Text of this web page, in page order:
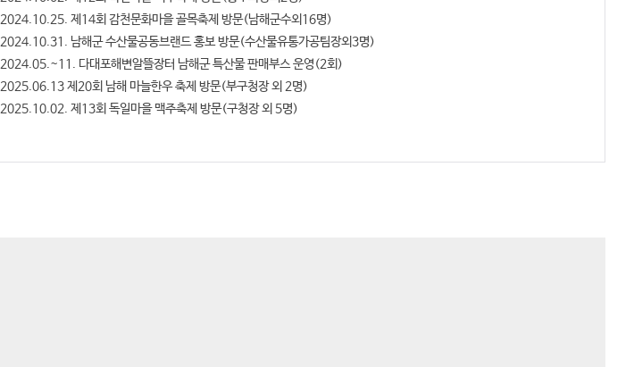
2024.10.25. 제14회 감천문화마을 골목축제 방문(남해군수외16명)
2024.10.31. 남해군 수산물공동브랜드 홍보 방문(수산물유통가공팀장외3명)
2024.05.~11. 다대포해변알뜰장터 남해군 특산물 판매부스 운영(2회)
2025.06.13 제20회 남해 마늘한우 축제 방문(부구청장 외 2명)
2025.10.02. 제13회 독일마을 맥주축제 방문(구청장 외 5명)